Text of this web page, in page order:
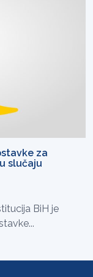
za
slučaju
BiH je